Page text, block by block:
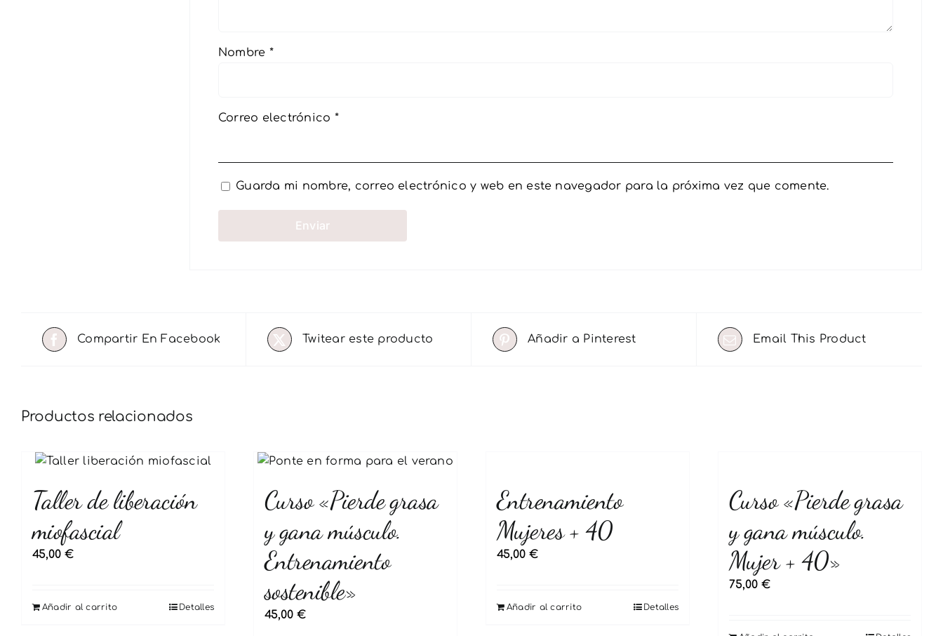
Nombre *
Correo electrónico *
Guarda mi nombre, correo electrónico y web en este navegador para la próxima vez que comente.
Compartir En Facebook Twitear este producto Añadir a Pinterest Email This Product
Productos relacionados
Taller de liberación
miofascial
45,00€
Añadir al carrito Detalles
Curso «Pierde grasa
y gana músculo.
Entrenamiento
sostenible»
45,00€
Entrenamiento
Mujeres + 40
45,00€
Añadir al carrito Detalles
Curso «Pierde grasa
y gana músculo.
Mujer + 40»
75,00€